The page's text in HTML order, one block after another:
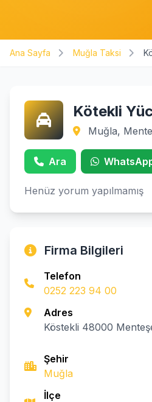
Ana Sayfa Muğla Taksi
Kötekli
Muğla,
Ara
Henüz yorum yapılmamış
Firma Bilgileri
Telefon
0252 223 94 00
Adres
Köstekli 48000
Şehir
Muğla
İlçe